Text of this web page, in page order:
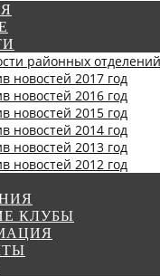
районных отделений
новостей 2017 год
новостей 2016 год
новостей 2015 год
новостей 2014 год
новостей 2013 год
новостей 2012 год
КЛУБЫ